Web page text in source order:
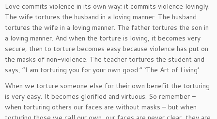
Love commits violence in its own way; it commits violence lovingly.
The wife tortures the husband in a loving manner. The husband
tortures the wife in a loving manner. The father tortures the son in
a loving manner. And when the torture is loving, it becomes very
secure, then to torture becomes easy because violence has put on
the masks of non-violence. The teacher tortures the student and
says, “I am torturing you for your own good.” ‘The Art of Living’
When we torture someone else for their own benefit the torturing
is very easy. It becomes glorified and virtuous. So remember –
when torturing others our faces are without masks – but when